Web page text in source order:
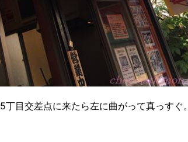
目交差点に来たら左に曲がって真っすぐ。